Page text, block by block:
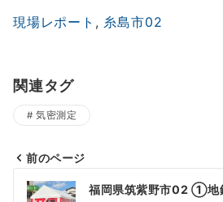
現場レポート , 糸島市02
関連タグ
気密測定
投
前のページ
福岡県筑紫野市02 ①地